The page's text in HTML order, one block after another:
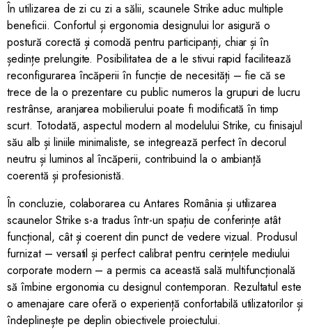
În utilizarea de zi cu zi a sălii, scaunele Strike aduc multiple
beneficii. Confortul și ergonomia designului lor asigură o
postură corectă și comodă pentru participanți, chiar și în
ședințe prelungite. Posibilitatea de a le stivui rapid facilitează
reconfigurarea încăperii în funcție de necesități – fie că se
trece de la o prezentare cu public numeros la grupuri de lucru
restrânse, aranjarea mobilierului poate fi modificată în timp
scurt. Totodată, aspectul modern al modelului Strike, cu finisajul
său alb și liniile minimaliste, se integrează perfect în decorul
neutru și luminos al încăperii, contribuind la o ambianță
coerentă și profesionistă.
În concluzie, colaborarea cu Antares România și utilizarea
scaunelor Strike s-a tradus într-un spațiu de conferințe atât
funcțional, cât și coerent din punct de vedere vizual. Produsul
furnizat – versatil și perfect calibrat pentru cerințele mediului
corporate modern – a permis ca această sală multifuncțională
să îmbine ergonomia cu designul contemporan. Rezultatul este
o amenajare care oferă o experiență confortabilă utilizatorilor și
îndeplinește pe deplin obiectivele proiectului.